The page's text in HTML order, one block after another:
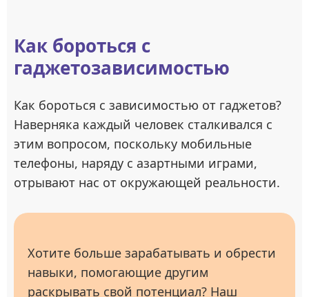
Как бороться с
гаджетозависимостью
Как бороться с зависимостью от гаджетов?
Наверняка каждый человек сталкивался с
этим вопросом, поскольку мобильные
телефоны, наряду с азартными играми,
отрывают нас от окружающей реальности.
Хотите больше зарабатывать и обрести
навыки, помогающие другим
раскрывать свой потенциал? Наш